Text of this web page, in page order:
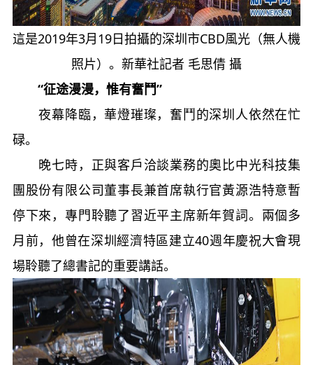
這是2019年3月19日拍攝的深圳市CBD風光（無人機
照片）。新華社記者 毛思倩 攝
“征途漫漫，惟有奮鬥”
夜幕降臨，華燈璀璨，奮鬥的深圳人依然在忙
碌。
晚七時，正與客戶洽談業務的奧比中光科技集
團股份有限公司董事長兼首席執行官黃源浩特意暫
停下來，專門聆聽了習近平主席新年賀詞。兩個多
月前，他曾在深圳經濟特區建立40週年慶祝大會現
場聆聽了總書記的重要講話。